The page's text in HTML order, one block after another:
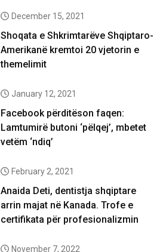
December 15, 2021
Shoqata e Shkrimtarëve Shqiptaro-
Amerikanë kremtoi 20 vjetorin e
themelimit
January 12, 2021
Facebook përditëson faqen:
Lamtumirë butoni ‘pëlqej’, mbetet
vetëm ‘ndiq’
February 2, 2021
Anaida Deti, dentistja shqiptare
arrin majat në Kanada. Trofe e
certifikata për profesionalizmin
November 7, 2022